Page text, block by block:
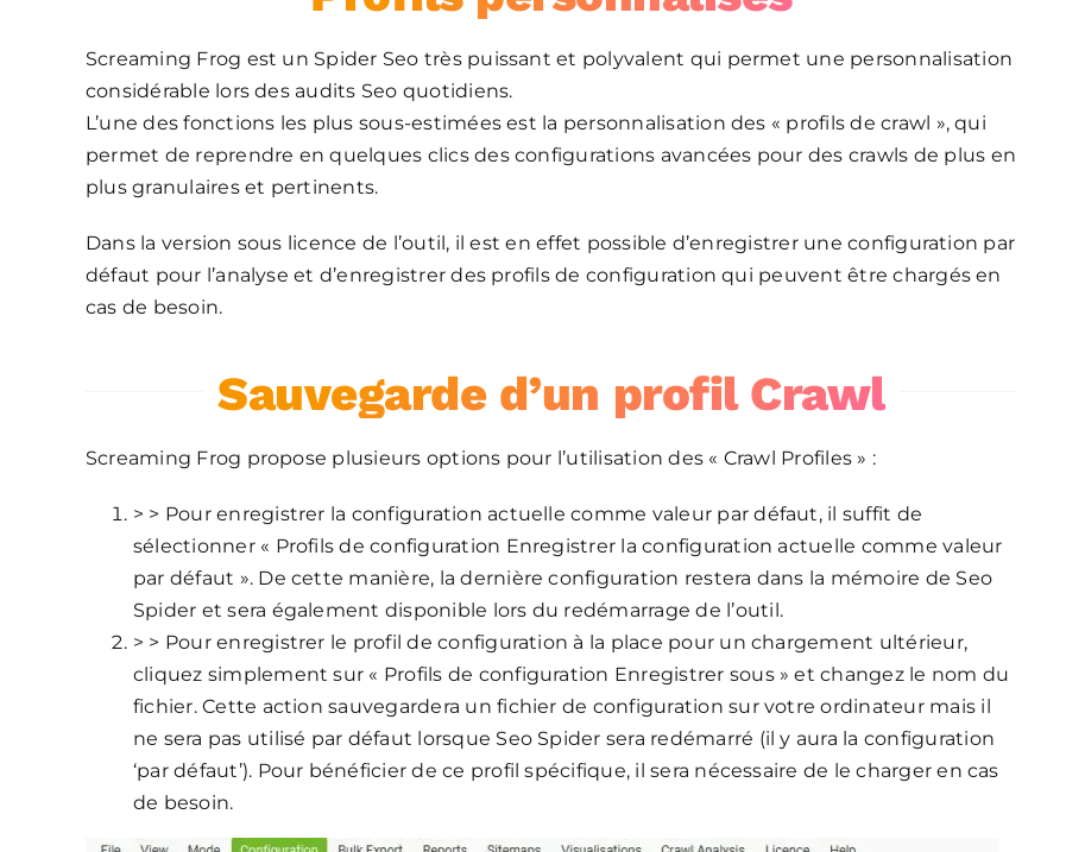
Screaming Frog est un Spider Seo très puissant et polyvalent qui permet une personnalisation
considérable lors des audits Seo quotidiens.
L’une des fonctions les plus sous-estimées est la personnalisation des « profils de crawl », qui
permet de reprendre en quelques clics des configurations avancées pour des crawls de plus en
plus granulaires et pertinents.
Dans la version sous licence de l’outil, il est en effet possible d’enregistrer une configuration par
défaut pour l’analyse et d’enregistrer des profils de configuration qui peuvent être chargés en
cas de besoin.
Sauvegarde d’un profil Crawl
Screaming Frog propose plusieurs options pour l’utilisation des « Crawl Profiles » :
> > Pour enregistrer la configuration actuelle comme valeur par défaut, il suffit de
sélectionner « Profils de configuration Enregistrer la configuration actuelle comme valeur
par défaut ». De cette manière, la dernière configuration restera dans la mémoire de Seo
Spider et sera également disponible lors du redémarrage de l’outil.
> > Pour enregistrer le profil de configuration à la place pour un chargement ultérieur,
cliquez simplement sur « Profils de configuration Enregistrer sous » et changez le nom du
fichier. Cette action sauvegardera un fichier de configuration sur votre ordinateur mais il
ne sera pas utilisé par défaut lorsque Seo Spider sera redémarré (il y aura la configuration
‘par défaut’). Pour bénéficier de ce profil spécifique, il sera nécessaire de le charger en cas
de besoin.